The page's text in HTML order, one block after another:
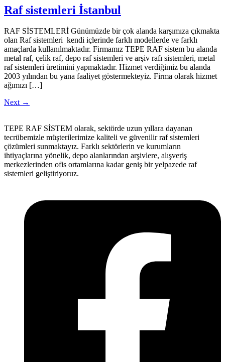
Raf sistemleri İstanbul
RAF SİSTEMLERİ Günümüzde bir çok alanda karşımıza çıkmakta
olan Raf sistemleri kendi içlerinde farklı modellerde ve farklı
amaçlarda kullanılmaktadır. Firmamız TEPE RAF sistem bu alanda
metal raf, çelik raf, depo raf sistemleri ve arşiv rafı sistemleri, metal
raf sistemleri üretimini yapmaktadır. Hizmet verdiğimiz bu alanda
2003 yılından bu yana faaliyet göstermekteyiz. Firma olarak hizmet
ağımızı […]
Next →
TEPE RAF SİSTEM olarak, sektörde uzun yıllara dayanan
tecrübemizle müşterilerimize kaliteli ve güvenilir raf sistemleri
çözümleri sunmaktayız. Farklı sektörlerin ve kurumların
ihtiyaçlarına yönelik, depo alanlarından arşivlere, alışveriş
merkezlerinden ofis ortamlarına kadar geniş bir yelpazede raf
sistemleri geliştiriyoruz.